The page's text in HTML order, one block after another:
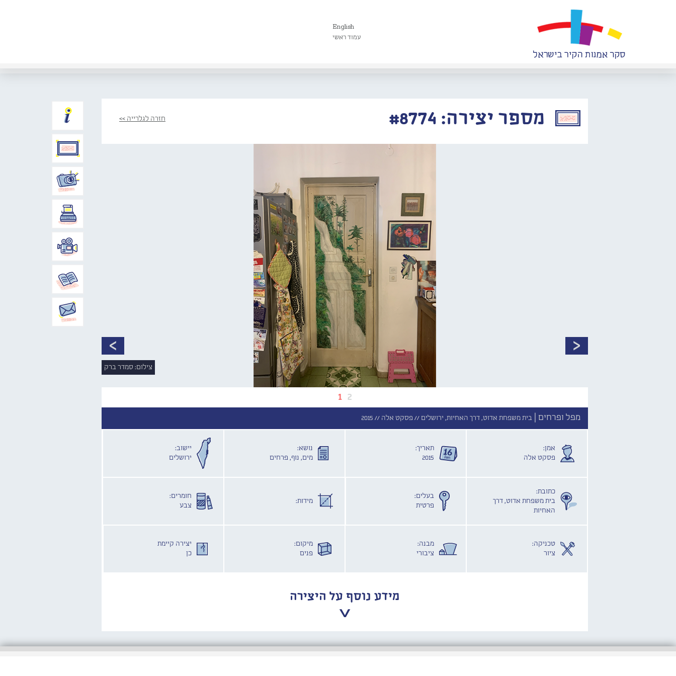
English
עמוד ראשי
מספר יצירה: #8774 חזרה לגלרייה >>
1 2
צילום: סמדר ברק
מפל ופרחים | בית משפחת אדוט, דרך האחיות, ירושלים //פסקט אלה // 2015
אמן:
פסקט אלה
תאריך:
2015
נושא:
מים, נוף, פרחים
יישוב:
ירושלים
כתובת:
בית משפחת אדוט, דרך
האחיות
בעלים:
פרטית
מידות:
חומרים:
צבע
טכניקה:
ציור
מבנה:
ציבורי
מיקום:
פנים
יצירה קיימת
כן
מידע נוסף על היצירה